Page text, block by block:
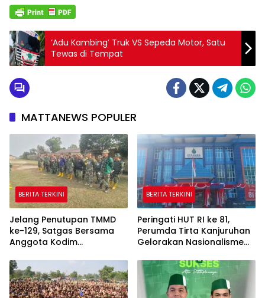
‘Adu Kambing’ Truk VS Sepeda Motor, Satu
Tewas di Tempat
MATTANEWS POPULER
BERITA TERKINI
Jelang Penutupan TMMD
ke-129, Satgas Bersama
Anggota Kodim
Area Kegiatan
BERITA TERKINI
Peringati HUT RI ke 81,
Perumda Tirta Kanjuruhan
Gelorakan Nasionalisme
Pembagian Bendera